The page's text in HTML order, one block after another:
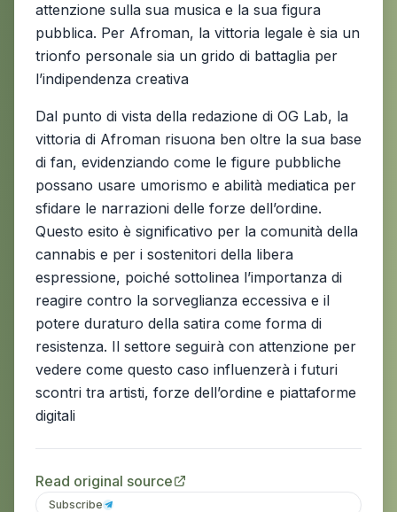
attenzione sulla sua musica e la sua figura
pubblica. Per Afroman, la vittoria legale è sia un
trionfo personale sia un grido di battaglia per
l’indipendenza creativa
Dal punto di vista della redazione di OG Lab, la
vittoria di Afroman risuona ben oltre la sua base
di fan, evidenziando come le figure pubbliche
possano usare umorismo e abilità mediatica per
sfidare le narrazioni delle forze dell’ordine.
Questo esito è significativo per la comunità della
cannabis e per i sostenitori della libera
espressione, poiché sottolinea l’importanza di
reagire contro la sorveglianza eccessiva e il
potere duraturo della satira come forma di
resistenza. Il settore seguirà con attenzione per
vedere come questo caso influenzerà i futuri
scontri tra artisti, forze dell’ordine e piattaforme
digitali
Read original source
Subscribe